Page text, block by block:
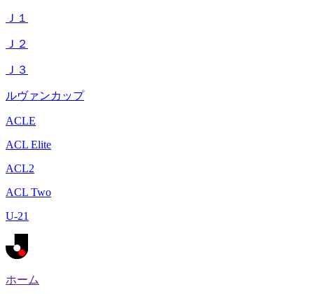
Ｊ１
Ｊ２
Ｊ３
ルヴァンカップ
ACLE
ACL Elite
ACL2
ACL Two
U-21
ホーム